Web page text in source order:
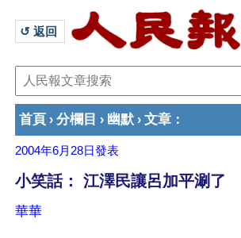
↺ 返回
首頁 › 分欄目 › 幽默 › 文章 ：
2004年6月28日發表
小笑話： 江澤民讓呂加平涮了
華華